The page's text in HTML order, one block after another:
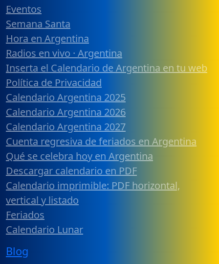
Eventos
Semana Santa
Hora en Argentina
Radios en vivo · Argentina
Inserta el Calendario de Argentina en tu web
Política de Privacidad
Calendario Argentina 2025
Calendario Argentina 2026
Calendario Argentina 2027
Cuenta regresiva de feriados en Argentina
Qué se celebra hoy en Argentina
Descargar calendario en PDF
Calendario imprimible: PDF horizontal,
vertical y listado
Feriados
Calendario Lunar
Blog